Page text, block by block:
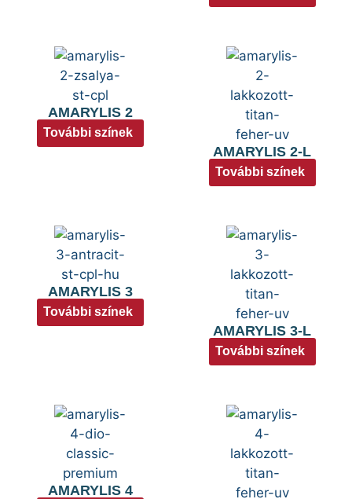
AMARYLIS 2
További színek
AMARYLIS 2-L
További színek
AMARYLIS 3
További színek
AMARYLIS 3-L
További színek
AMARYLIS 4